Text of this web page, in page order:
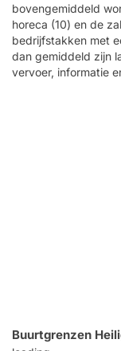
bovengemiddeld
horeca (10) en de
bedrijfstakken met
dan gemiddeld zijn
vervoer, informatie
Buurtgrenzen